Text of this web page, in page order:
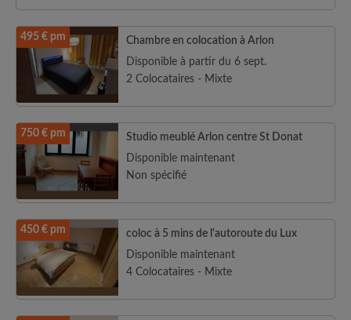
495 € pm
Chambre en colocation à Arlon
Disponible à partir du 6 sept.
2 Colocataires - Mixte
750 € pm
Studio meublé Arlon centre St Donat
Disponible maintenant
Non spécifié
450 € pm
coloc à 5 mins de l'autoroute du Lux
Disponible maintenant
4 Colocataires - Mixte